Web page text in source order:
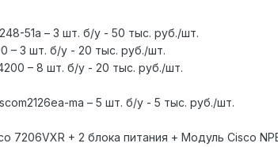
51a – 3 шт. б/у - 50 тыс. руб./шт.
– 3 шт. б/у - 20 тыс. руб./шт.
– 8 шт. б/у - 20 тыс. руб./шт.
ma – 5 шт. б/у - 5 тыс. руб./шт.
7206VXR + 2 блока питания + Модуль Cisco